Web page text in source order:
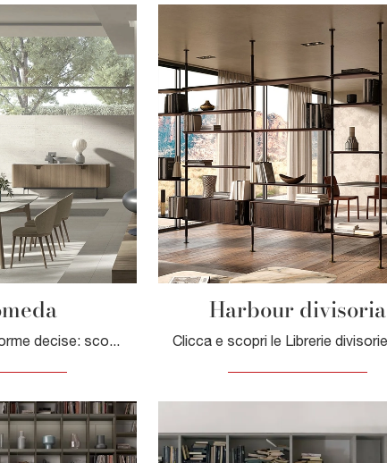
Finiture di pregio e forme decise: scopri la libreria Andromeda di Tomasella tra le più belle Librerie moderne a muro.
Harbour divisoria